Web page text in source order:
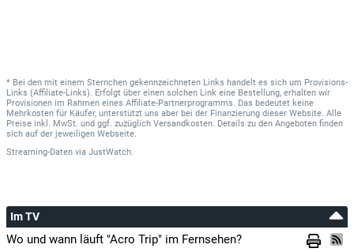
* Bei den mit einem Sternchen gekennzeichneten Links handelt es sich um Provisions-
Links (Affiliate-Links). Erfolgt über einen solchen Link eine Bestellung, erhalten wir
Provisionen im Rahmen eines Affiliate-Partnerprogramms. Das bedeutet keine
Mehrkosten für Käufer, unterstützt uns aber bei der Finanzierung dieser Website. Alle
Preise inkl. MwSt. und ggf. zuzüglich Versandkosten. Details zu den Angeboten finden
sich auf der jeweiligen Webseite.
Streaming-Daten via JustWatch.
Im TV
Wo und wann läuft "Acro Trip" im Fernsehen?